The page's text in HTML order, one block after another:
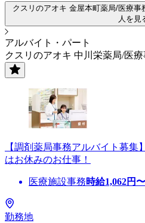
クスリのアオキ 金屋本町薬局/医療
人を見
アルバイト・パート
クスリのアオキ 中川栄薬局/医
【調剤薬局事務アルバイト募
はお休みのお仕事！
医療施設事務時給1,062円〜
勤務地